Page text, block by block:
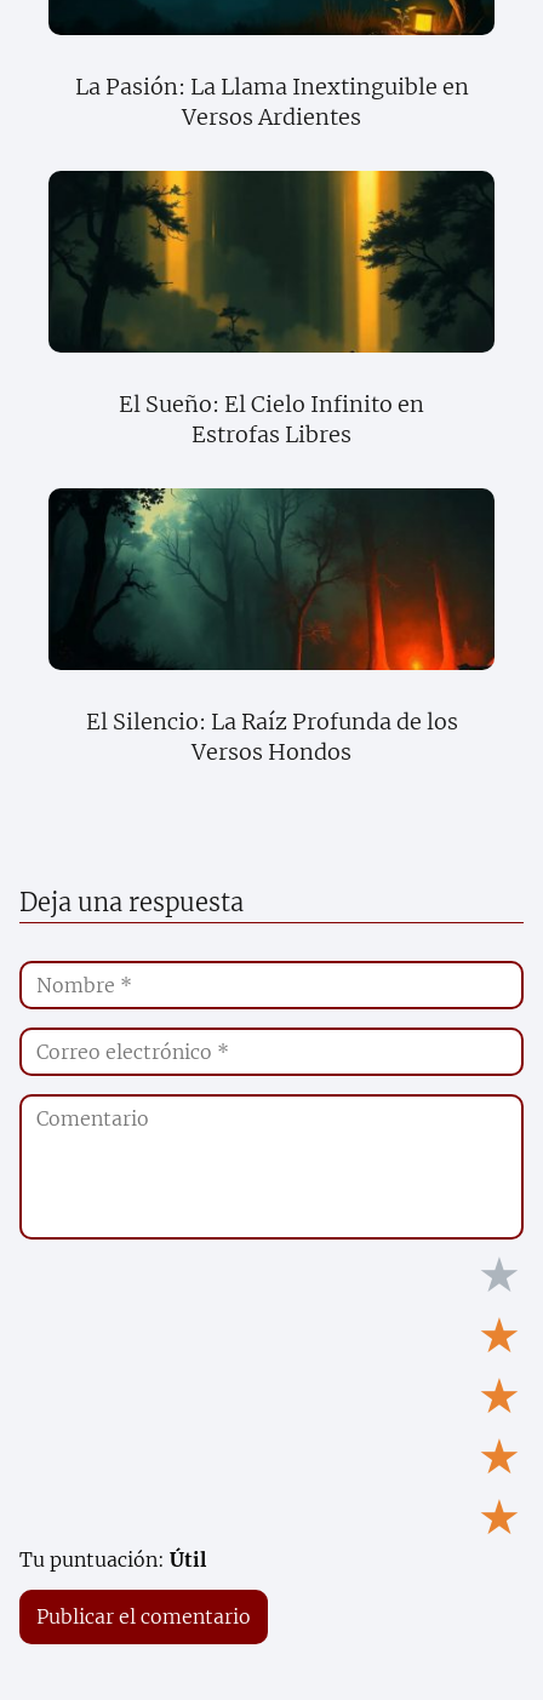
La Pasión: La Llama Inextinguible en
Versos Ardientes
El Sueño: El Cielo Infinito en
Estrofas Libres
El Silencio: La Raíz Profunda de los
Versos Hondos
Deja una respuesta
★
★
★
★
★
Tu puntuación: Útil